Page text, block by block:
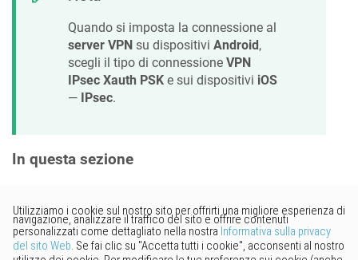
Quando si imposta la connessione al
server VPN su dispositivi Android ,
scegli il tipo di connessione VPN
IPsec Xauth PSK e sui dispositivi iOS
—
IPsec.
In questa sezione
Vorresti fornire un feedback?
Basta cliccare qui per suggerire